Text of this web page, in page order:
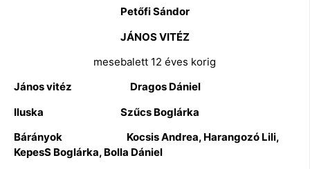
Petőfi Sándor
JÁNOS VITÉZ
mesebalett 12 éves korig
János vitéz Dragos Dániel
Iluska Szűcs Boglárka
Bárányok Kocsis Andrea, Harangozó Lili,
KepesS Boglárka, Bolla Dániel